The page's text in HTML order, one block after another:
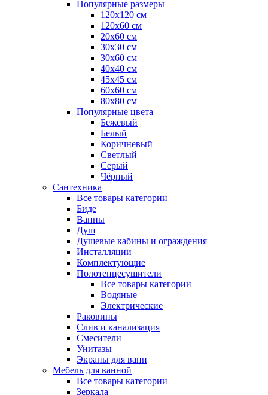
Популярные размеры
120x120 см
120x60 см
20x60 см
30x30 см
30x60 см
40x40 см
45x45 см
60x60 см
80x80 см
Популярные цвета
Бежевый
Белый
Коричневый
Светлый
Серый
Чёрный
Сантехника
Все товары категории
Биде
Ванны
Душ
Душевые кабины и ограждения
Инсталляции
Комплектующие
Полотенцесушители
Все товары категории
Водяные
Электрические
Раковины
Слив и канализация
Смесители
Унитазы
Экраны для ванн
Мебель для ванной
Все товары категории
Зеркала